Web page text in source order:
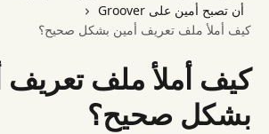
أن تصبح أمين على Groover
كيف أملأ ملف تعريف أمين بشكل صحيح؟
كيف أملأ ملف تعريف
بشكل صحيح؟